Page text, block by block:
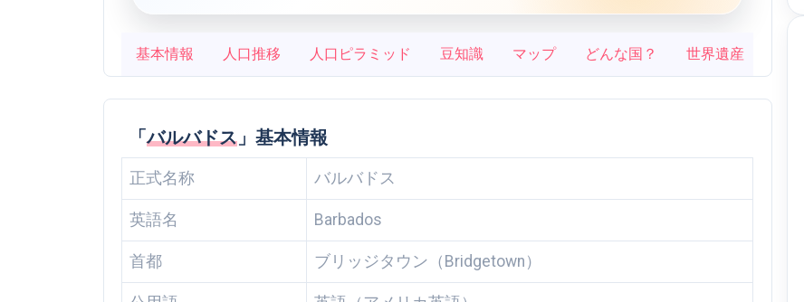
基本情報 人口推移 人口ピラミッド 豆知識 マップ どんな国？ 世界遺産
「バルバドス 」基本情報
正式名称 バルバドス
英語名 Barbados
首都 ブリッジタウン（Bridgetown）